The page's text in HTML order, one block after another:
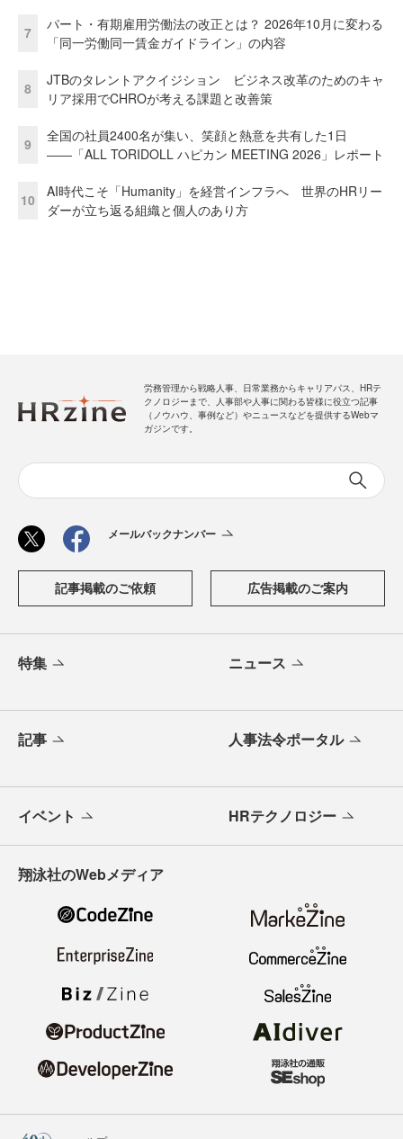
7
パート・有期雇用労働法の改正とは？ 2026年10月に変わる
「同一労働同一賃金ガイドライン」の内容
8
JTBのタレントアクイジション ビジネス改革のためのキャ
リア採用でCHROが考える課題と改善策
9
全国の社員2400名が集い、笑顔と熱意を共有した1日
――「ALL TORIDOLL ハピカン MEETING 2026」レポート
10
AI時代こそ「Humanity」を経営インフラへ 世界のHRリー
ダーが立ち返る組織と個人のあり方
労務管理から戦略人事、日常業務からキャリアパス、HRテ
クノロジーまで、人事部や人事に関わる皆様に役立つ記事
（ノウハウ、事例など）やニュースなどを提供するWebマ
ガジンです。
メールバックナンバー
記事掲載のご依頼 広告掲載のご案内
特集 ニュース
記事 人事法令ポータル
イベント HRテクノロジー
翔泳社のWebメディア